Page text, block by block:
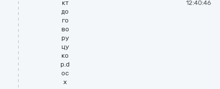
кт
до
го
во
ру
цу
ко
р.d
oc
x
12:40:46